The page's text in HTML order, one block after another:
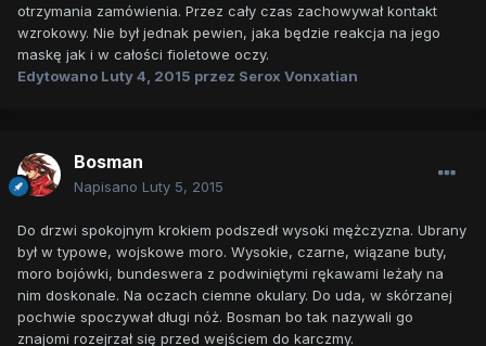
otrzymania zamówienia. Przez cały czas zachowywał kontakt
wzrokowy. Nie był jednak pewien, jaka będzie reakcja na jego
maskę jak i w całości fioletowe oczy.
Edytowano Luty 4, 2015 przez Serox Vonxatian
Bosman
Napisano Luty 5, 2015
Do drzwi spokojnym krokiem podszedł wysoki mężczyzna. Ubrany
był w typowe, wojskowe moro. Wysokie, czarne, wiązane buty,
moro bojówki, bundeswera z podwiniętymi rękawami leżały na
nim doskonale. Na oczach ciemne okulary. Do uda, w skórzanej
pochwie spoczywał długi nóż. Bosman bo tak nazywali go
znajomi rozejrzał się przed wejściem do karczmy.